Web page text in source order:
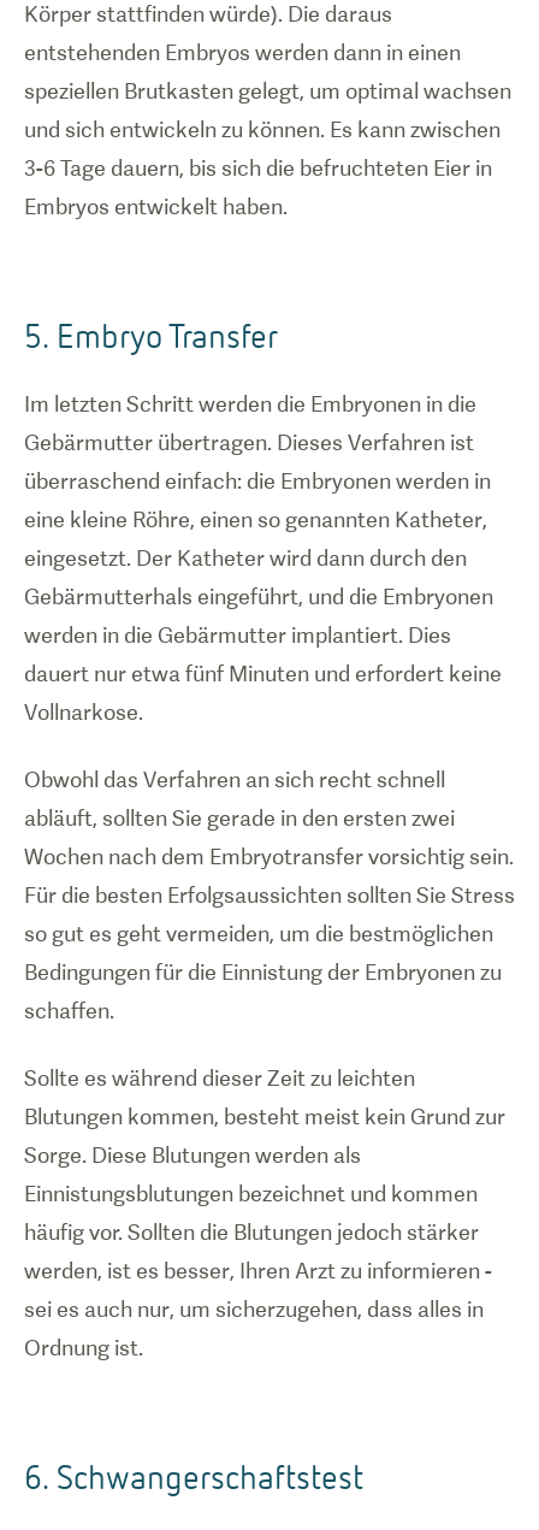
Körper stattfinden würde). Die daraus
entstehenden Embryos werden dann in einen
speziellen Brutkasten gelegt, um optimal wachsen
und sich entwickeln zu können. Es kann zwischen
3-6 Tage dauern, bis sich die befruchteten Eier in
Embryos entwickelt haben.
5. Embryo Transfer
Im letzten Schritt werden die Embryonen in die
Gebärmutter übertragen. Dieses Verfahren ist
überraschend einfach: die Embryonen werden in
eine kleine Röhre, einen so genannten Katheter,
eingesetzt. Der Katheter wird dann durch den
Gebärmutterhals eingeführt, und die Embryonen
werden in die Gebärmutter implantiert. Dies
dauert nur etwa fünf Minuten und erfordert keine
Vollnarkose.
Obwohl das Verfahren an sich recht schnell
abläuft, sollten Sie gerade in den ersten zwei
Wochen nach dem Embryotransfer vorsichtig sein.
Für die besten Erfolgsaussichten sollten Sie Stress
so gut es geht vermeiden, um die bestmöglichen
Bedingungen für die Einnistung der Embryonen zu
schaffen.
Sollte es während dieser Zeit zu leichten
Blutungen kommen, besteht meist kein Grund zur
Sorge. Diese Blutungen werden als
Einnistungsblutungen bezeichnet und kommen
häufig vor. Sollten die Blutungen jedoch stärker
werden, ist es besser, Ihren Arzt zu informieren -
sei es auch nur, um sicherzugehen, dass alles in
Ordnung ist.
6. Schwangerschaftstest